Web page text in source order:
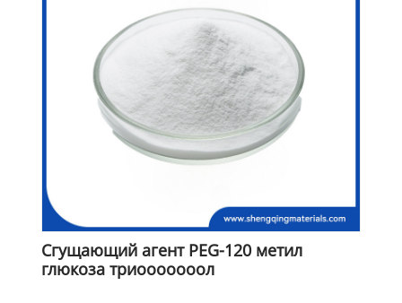
Сгущающий агент PEG-120 метил
глюкоза триооооооол